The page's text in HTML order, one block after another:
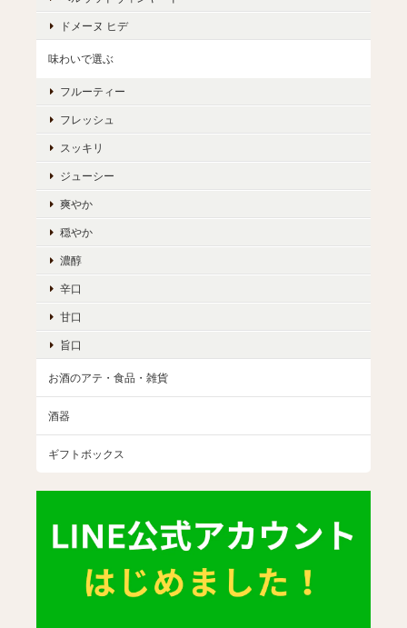
ドメーヌ ヒデ
味わいで選ぶ
フルーティー
フレッシュ
スッキリ
ジューシー
爽やか
穏やか
濃醇
辛口
甘口
旨口
お酒のアテ・食品・雑貨
酒器
ギフトボックス